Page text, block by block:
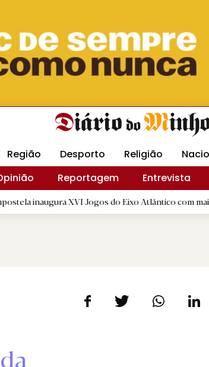
Revista Minha Gráfica DM Livraria DM
Região Desporto Religião
Reportagem Entrevista
XVI Jogos do Eixo Atlântico com mais de dois